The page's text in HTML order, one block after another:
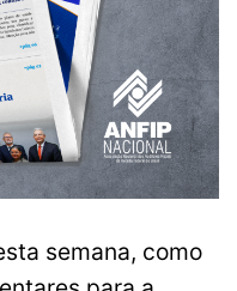
semana, como